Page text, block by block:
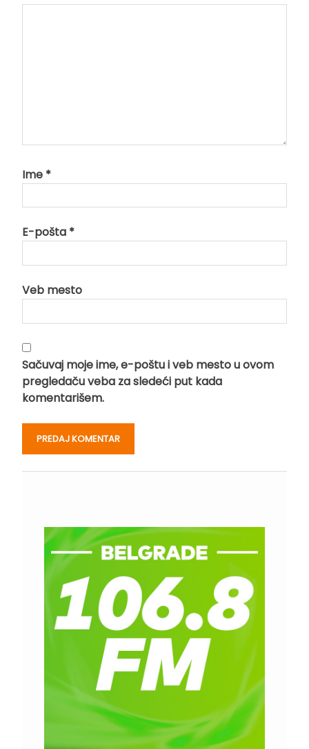
Ime *
E-pošta *
Veb mesto
Sačuvaj moje ime, e-poštu i veb mesto u ovom
pregledaču veba za sledeći put kada
komentarišem.